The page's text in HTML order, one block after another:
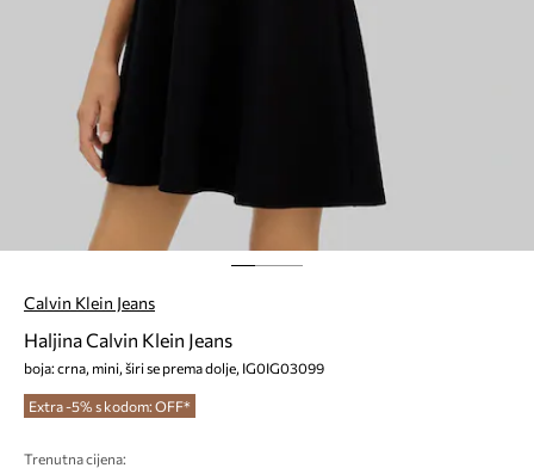
Calvin Klein Jeans
Haljina Calvin Klein Jeans
boja: crna, mini, širi se prema dolje, IG0IG03099
Extra -5% s kodom: OFF*
Trenutna cijena: